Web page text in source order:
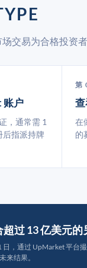
交易为合格投资者
账户
，通常需 1
后指派持牌
第
在
的
过 13 亿美元的
日，通过 UpMarket 平台
来结果。